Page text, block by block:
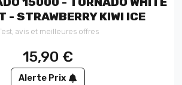
- STRAWBERRY KIWI ICE
avis et meilleures offres
15,90 €
Alerte Prix